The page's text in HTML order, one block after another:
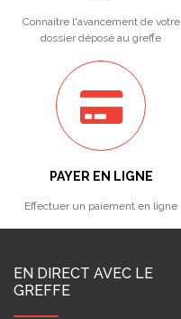
Connaitre l'avancement de votre
dossier déposé au greffe
PAYER EN LIGNE
Effectuer un paiement en ligne
EN DIRECT AVEC LE
GREFFE